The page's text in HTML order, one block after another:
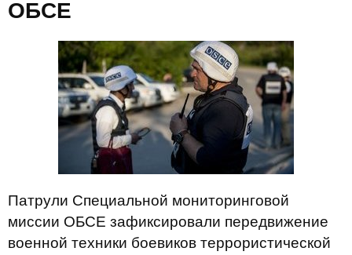
ОБСЕ
Патрули Специальной мониторинговой
миссии ОБСЕ зафиксировали передвижение
военной техники боевиков террористической